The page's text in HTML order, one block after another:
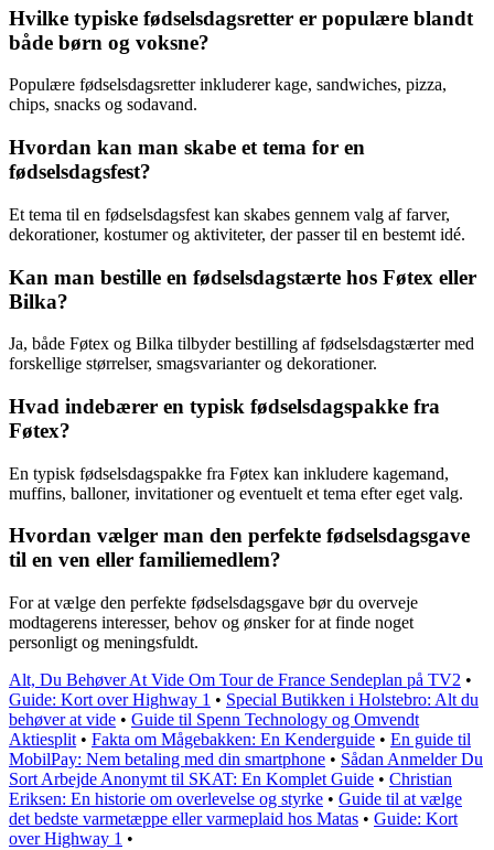
Hvilke typiske fødselsdagsretter er populære blandt
både børn og voksne?
Populære fødselsdagsretter inkluderer kage, sandwiches, pizza,
chips, snacks og sodavand.
Hvordan kan man skabe et tema for en
fødselsdagsfest?
Et tema til en fødselsdagsfest kan skabes gennem valg af farver,
dekorationer, kostumer og aktiviteter, der passer til en bestemt idé.
Kan man bestille en fødselsdagstærte hos Føtex eller
Bilka?
Ja, både Føtex og Bilka tilbyder bestilling af fødselsdagstærter med
forskellige størrelser, smagsvarianter og dekorationer.
Hvad indebærer en typisk fødselsdagspakke fra
Føtex?
En typisk fødselsdagspakke fra Føtex kan inkludere kagemand,
muffins, balloner, invitationer og eventuelt et tema efter eget valg.
Hvordan vælger man den perfekte fødselsdagsgave
til en ven eller familiemedlem?
For at vælge den perfekte fødselsdagsgave bør du overveje
modtagerens interesser, behov og ønsker for at finde noget
personligt og meningsfuldt.
Alt, Du Behøver At Vide Om Tour de France Sendeplan på TV2 •
Guide: Kort over Highway 1 • Special Butikken i Holstebro: Alt du
behøver at vide • Guide til Spenn Technology og Omvendt
Aktiesplit • Fakta om Mågebakken: En Kenderguide • En guide til
MobilPay: Nem betaling med din smartphone • Sådan Anmelder Du
Sort Arbejde Anonymt til SKAT: En Komplet Guide • Christian
Eriksen: En historie om overlevelse og styrke • Guide til at vælge
det bedste varmetæppe eller varmeplaid hos Matas • Guide: Kort
over Highway 1 •